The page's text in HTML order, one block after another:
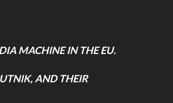
MACHINE IN THE EU.
AND THEIR